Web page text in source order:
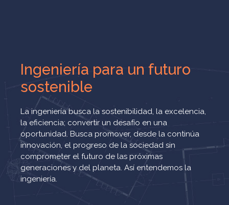
Ingeniería para un futuro
sostenible
La ingeniería busca la sostenibilidad, la excelencia,
la eficiencia; convertir un desafío en una
oportunidad. Busca promover, desde la continúa
innovación, el progreso de la sociedad sin
comprometer el futuro de las próximas
generaciones y del planeta. Así entendemos la
ingeniería.